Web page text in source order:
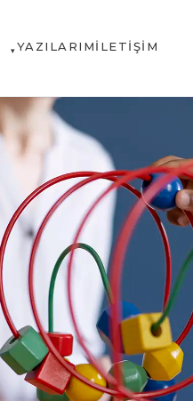
▾YAZILARIMİLETIŞIM